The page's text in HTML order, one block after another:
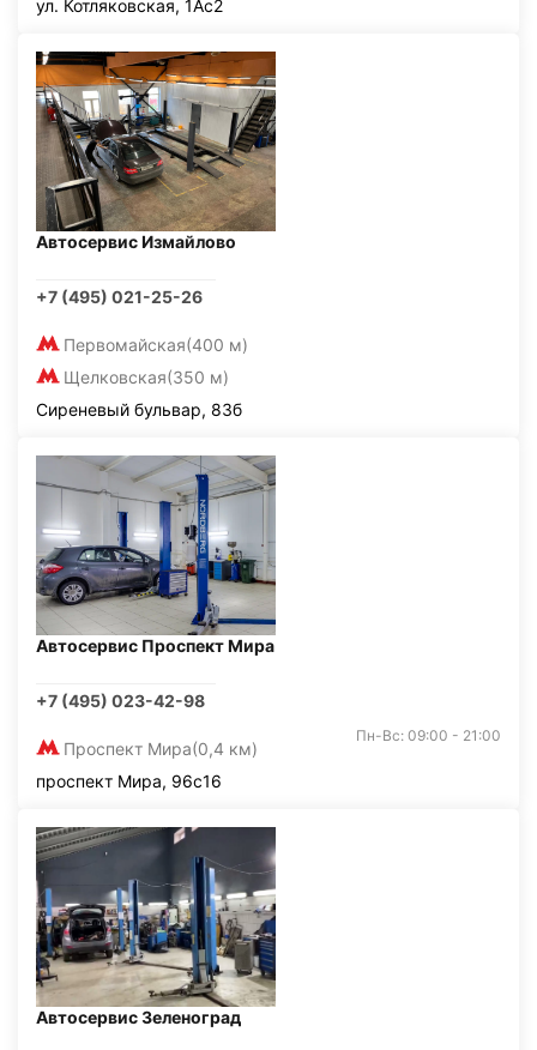
ул. Котляковская, 1Ас2
Автосервис Измайлово
+7 (495) 021-25-26
Первомайская(400 м)
Щелковская(350 м)
Сиреневый бульвар, 83б
Автосервис Проспект Мира
+7 (495) 023-42-98
Проспект Мира(0,4 км)
Пн-Вс: 09:00 - 21:00
проспект Мира, 96с16
Автосервис Зеленоград